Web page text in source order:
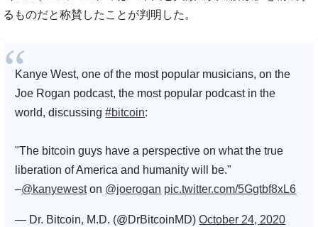
るものだと称賛したことが判明した。
Kanye West, one of the most popular musicians, on the
Joe Rogan podcast, the most popular podcast in the
world, discussing#bitcoin:
"The bitcoin guys have a perspective on what the true
liberation of America and humanity will be."
–@kanyeweston @joerogan pic.twitter.com/5Ggtbf8xL6
— Dr. Bitcoin, M.D. (@DrBitcoinMD)October 24, 2020